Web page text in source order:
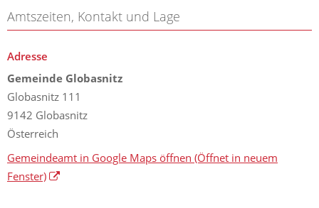
Amtszeiten, Kontakt und Lage
Adresse
Gemeinde Globasnitz
Globasnitz 111
9142 Globasnitz
Österreich
Gemeindeamt in Google Maps öffnen (Öffnet in neuem
Fenster)